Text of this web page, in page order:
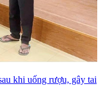
khi uống rượu, gây tai